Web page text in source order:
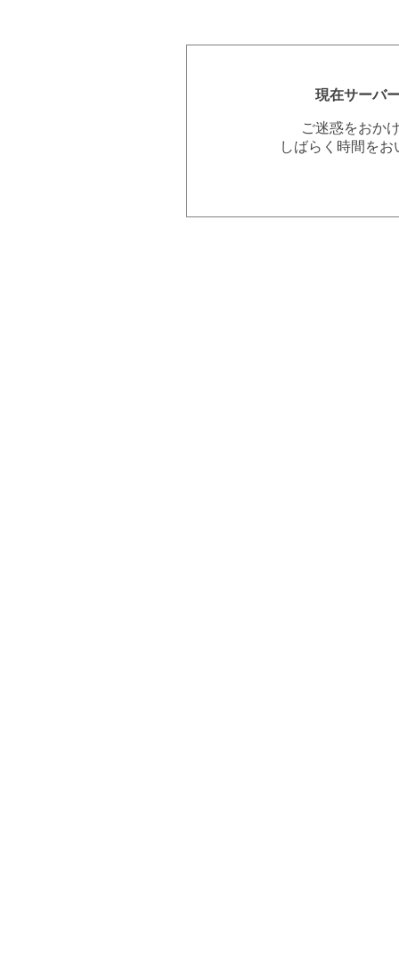
現在サーバ
ご迷惑をおか
しばらく時間を